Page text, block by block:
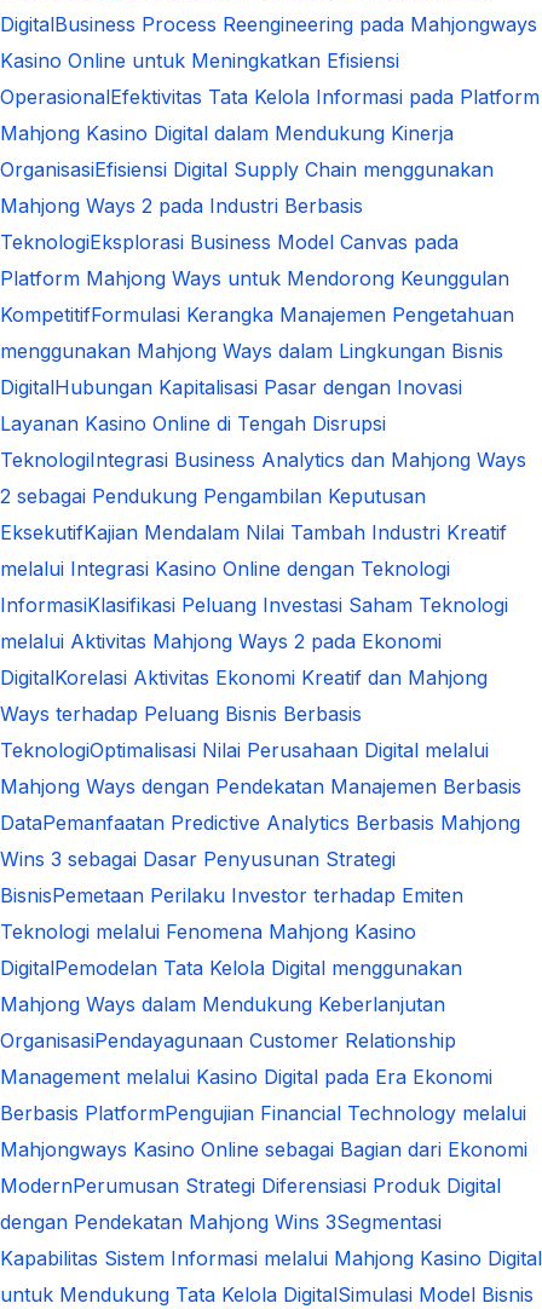
DigitalBusiness Process Reengineering pada Mahjongways
Kasino Online untuk Meningkatkan Efisiensi
OperasionalEfektivitas Tata Kelola Informasi pada Platform
Mahjong Kasino Digital dalam Mendukung Kinerja
OrganisasiEfisiensi Digital Supply Chain menggunakan
Mahjong Ways 2 pada Industri Berbasis
TeknologiEksplorasi Business Model Canvas pada
Platform Mahjong Ways untuk Mendorong Keunggulan
KompetitifFormulasi Kerangka Manajemen Pengetahuan
menggunakan Mahjong Ways dalam Lingkungan Bisnis
DigitalHubungan Kapitalisasi Pasar dengan Inovasi
Layanan Kasino Online di Tengah Disrupsi
TeknologiIntegrasi Business Analytics dan Mahjong Ways
2 sebagai Pendukung Pengambilan Keputusan
EksekutifKajian Mendalam Nilai Tambah Industri Kreatif
melalui Integrasi Kasino Online dengan Teknologi
InformasiKlasifikasi Peluang Investasi Saham Teknologi
melalui Aktivitas Mahjong Ways 2 pada Ekonomi
DigitalKorelasi Aktivitas Ekonomi Kreatif dan Mahjong
Ways terhadap Peluang Bisnis Berbasis
TeknologiOptimalisasi Nilai Perusahaan Digital melalui
Mahjong Ways dengan Pendekatan Manajemen Berbasis
DataPemanfaatan Predictive Analytics Berbasis Mahjong
Wins 3 sebagai Dasar Penyusunan Strategi
BisnisPemetaan Perilaku Investor terhadap Emiten
Teknologi melalui Fenomena Mahjong Kasino
DigitalPemodelan Tata Kelola Digital menggunakan
Mahjong Ways dalam Mendukung Keberlanjutan
OrganisasiPendayagunaan Customer Relationship
Management melalui Kasino Digital pada Era Ekonomi
Berbasis PlatformPengujian Financial Technology melalui
Mahjongways Kasino Online sebagai Bagian dari Ekonomi
ModernPerumusan Strategi Diferensiasi Produk Digital
dengan Pendekatan Mahjong Wins 3Segmentasi
Kapabilitas Sistem Informasi melalui Mahjong Kasino Digital
untuk Mendukung Tata Kelola DigitalSimulasi Model Bisnis